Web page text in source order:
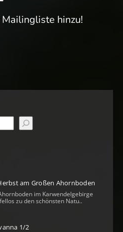
Mailingliste hinzu!
am Großen Ahornboden
im Karwendelgebirge
zu den schönsten Natu..
1/2